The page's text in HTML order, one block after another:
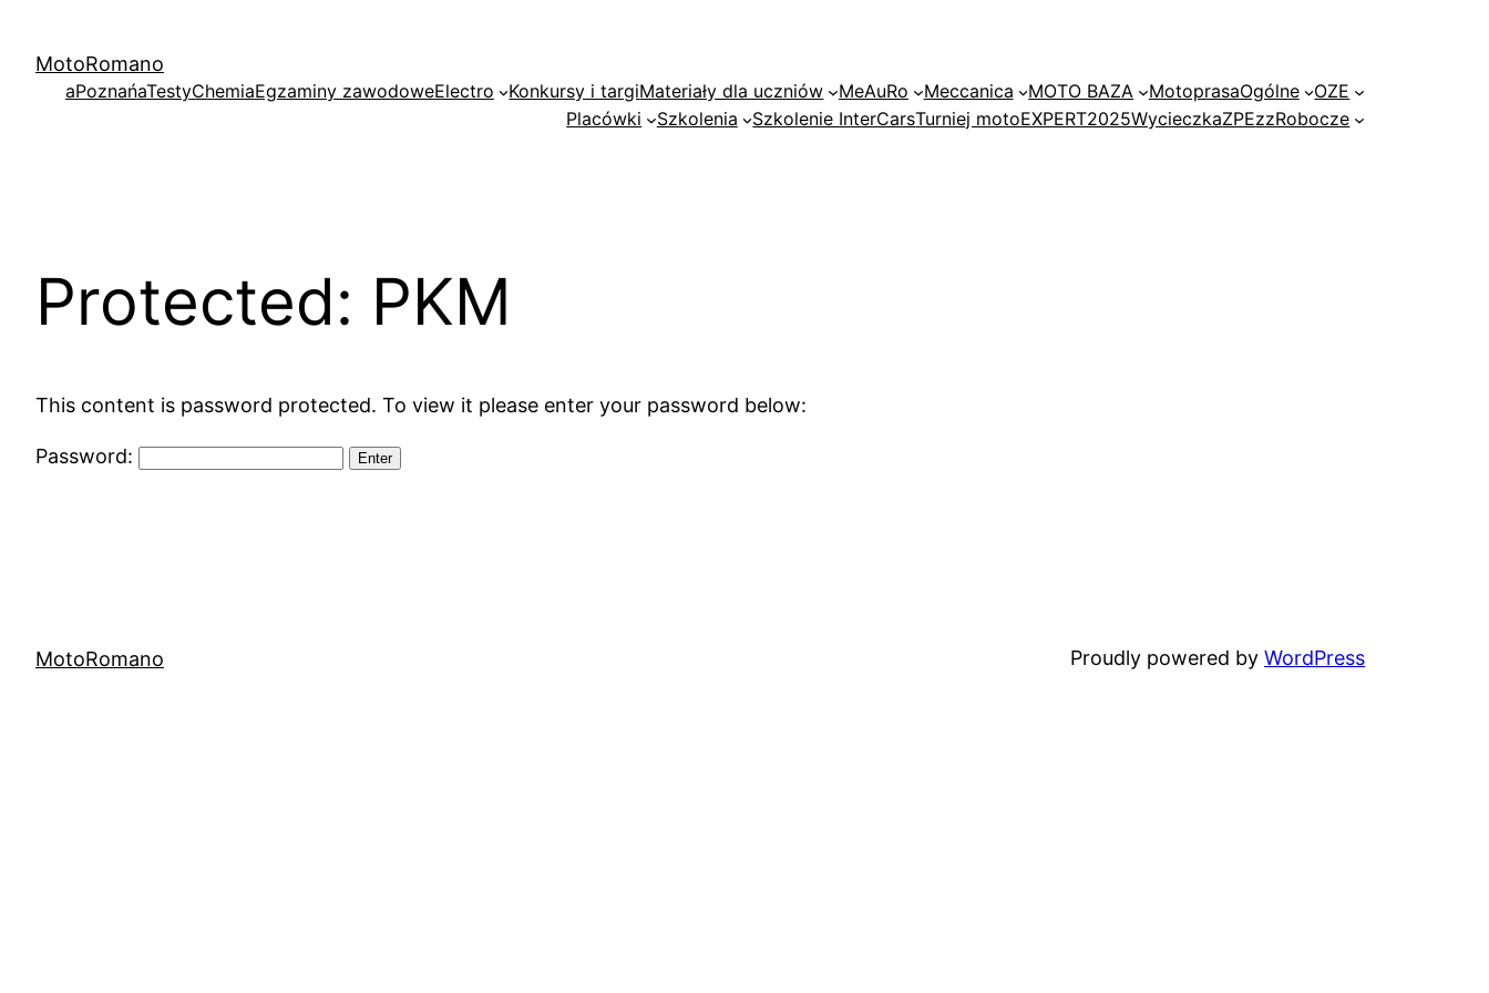
content
MotoRomano
aPoznańaTestyChemiaEgzaminy zawodoweElectro Konkursy i targiMateriały dla uczniów MeAuRo Meccanica MOTO BAZA MotoprasaOgólne
OZE
Placówki
Szkolenia Szkolenie InterCarsTurniej motoEXPERT2025WycieczkaZPEzzRobocze
Protected: PKM
This content is password protected. To view it please enter your password below:
Password:
MotoRomano Proudly powered by WordPress